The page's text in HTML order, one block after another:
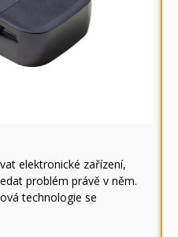
elektronické zařízení,
problém právě v něm.
technologie se